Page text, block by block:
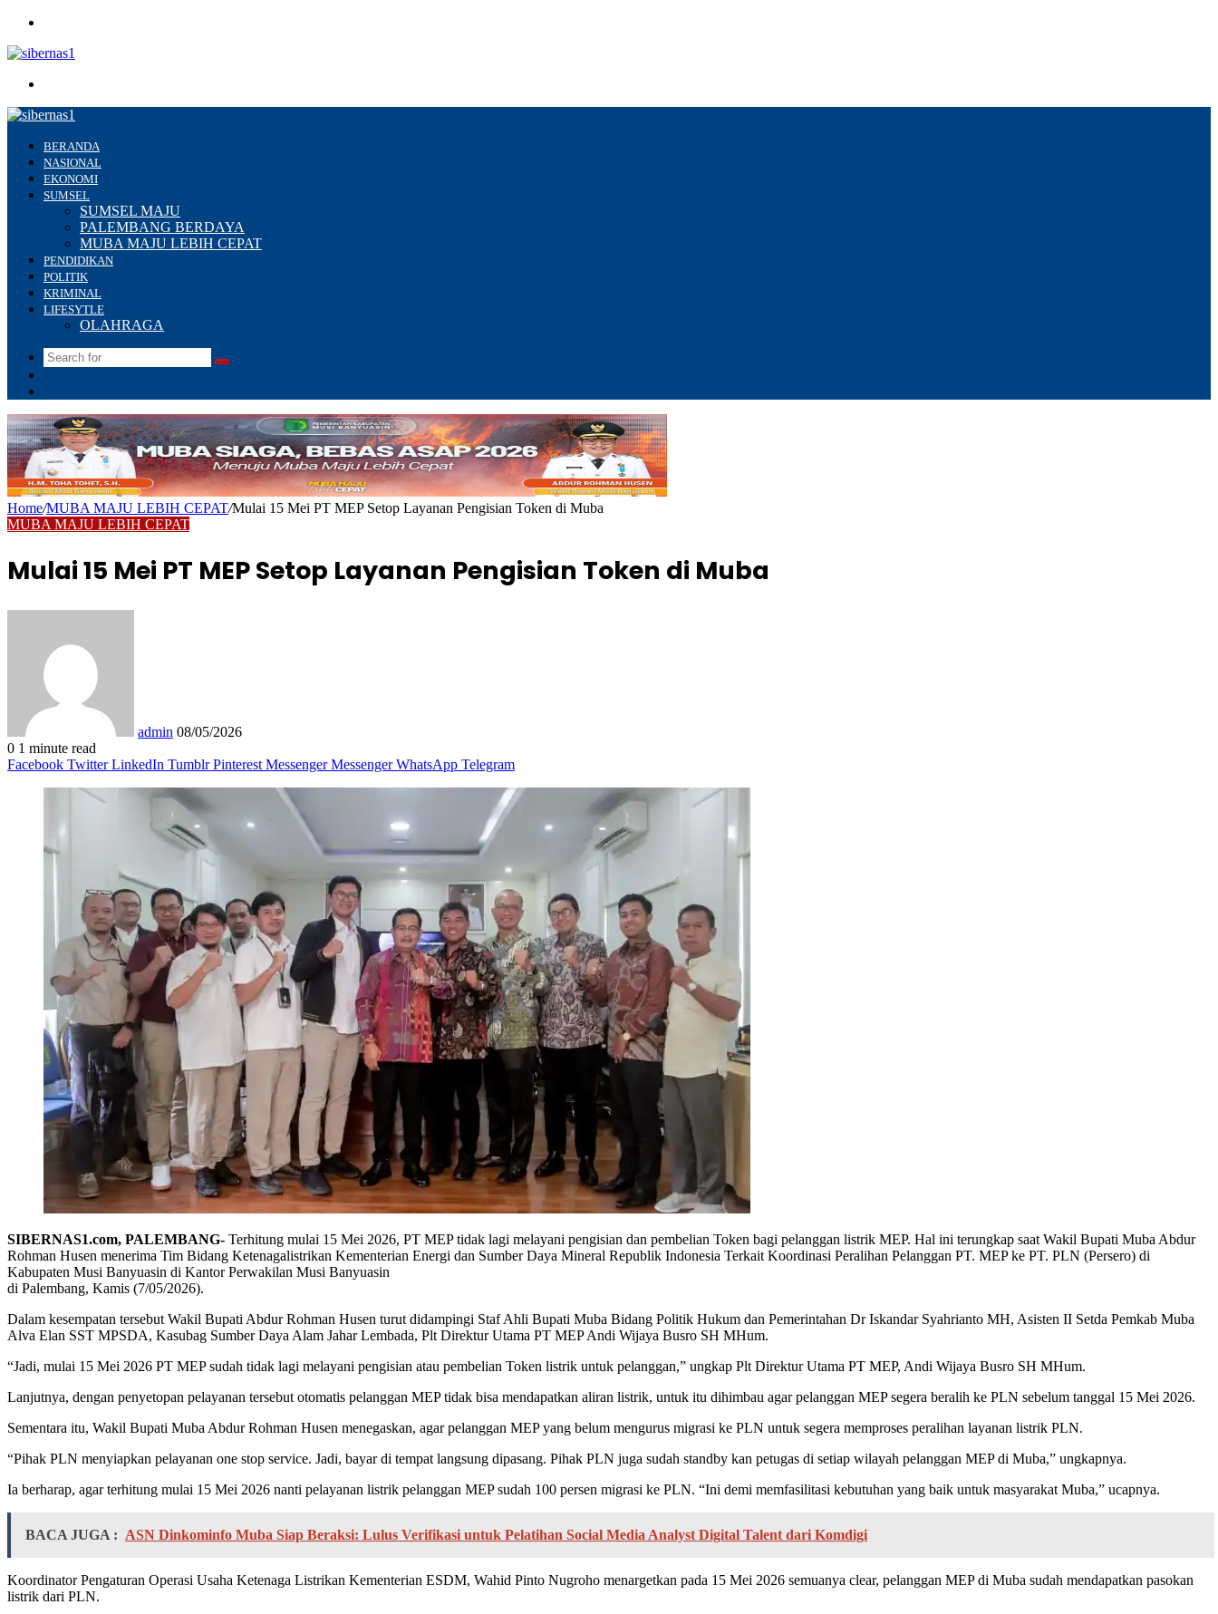
BERANDA
NASIONAL
EKONOMI
SUMSEL
SUMSEL MAJU
PALEMBANG BERDAYA
MUBA MAJU LEBIH CEPAT
PENDIDIKAN
POLITIK
KRIMINAL
LIFESYTLE
OLAHRAGA
Search
Home/MUBA MAJU LEBIH CEPAT/Mulai 15 Mei PT MEP Setop Layanan Pengisian Token di Muba
MUBA MAJU LEBIH CEPAT
Mulai 15 Mei PT MEP Setop Layanan Pengisian Token di Muba
admin 08/05/2026
0 1 minute read
Facebook Twitter LinkedIn Tumblr Pinterest Messenger Messenger WhatsApp Telegram
SIBERNAS1.com, PALEMBANG- Terhitung mulai 15 Mei 2026, PT MEP tidak lagi melayani pengisian dan pembelian Token bagi pelanggan listrik MEP. Hal ini terungkap saat Wakil Bupati Muba Abdur
Rohman Husen menerima Tim Bidang Ketenagalistrikan Kementerian Energi dan Sumber Daya Mineral Republik Indonesia Terkait Koordinasi Peralihan Pelanggan PT. MEP ke PT. PLN (Persero) di
Kabupaten Musi Banyuasin di Kantor Perwakilan Musi Banyuasin
di Palembang, Kamis (7/05/2026).
Dalam kesempatan tersebut Wakil Bupati Abdur Rohman Husen turut didampingi Staf Ahli Bupati Muba Bidang Politik Hukum dan Pemerintahan Dr Iskandar Syahrianto MH, Asisten II Setda Pemkab Muba
Alva Elan SST MPSDA, Kasubag Sumber Daya Alam Jahar Lembada, Plt Direktur Utama PT MEP Andi Wijaya Busro SH MHum.
“Jadi, mulai 15 Mei 2026 PT MEP sudah tidak lagi melayani pengisian atau pembelian Token listrik untuk pelanggan,” ungkap Plt Direktur Utama PT MEP, Andi Wijaya Busro SH MHum.
Lanjutnya, dengan penyetopan pelayanan tersebut otomatis pelanggan MEP tidak bisa mendapatkan aliran listrik, untuk itu dihimbau agar pelanggan MEP segera beralih ke PLN sebelum tanggal 15 Mei 2026.
Sementara itu, Wakil Bupati Muba Abdur Rohman Husen menegaskan, agar pelanggan MEP yang belum mengurus migrasi ke PLN untuk segera memproses peralihan layanan listrik PLN.
“Pihak PLN menyiapkan pelayanan one stop service. Jadi, bayar di tempat langsung dipasang. Pihak PLN juga sudah standby kan petugas di setiap wilayah pelanggan MEP di Muba,” ungkapnya.
Ia berharap, agar terhitung mulai 15 Mei 2026 nanti pelayanan listrik pelanggan MEP sudah 100 persen migrasi ke PLN. “Ini demi memfasilitasi kebutuhan yang baik untuk masyarakat Muba,” ucapnya.
BACA JUGA : ASN Dinkominfo Muba Siap Beraksi: Lulus Verifikasi untuk Pelatihan Social Media Analyst Digital Talent dari Komdigi
Koordinator Pengaturan Operasi Usaha Ketenaga Listrikan Kementerian ESDM, Wahid Pinto Nugroho menargetkan pada 15 Mei 2026 semuanya clear, pelanggan MEP di Muba sudah mendapatkan pasokan
listrik dari PLN.